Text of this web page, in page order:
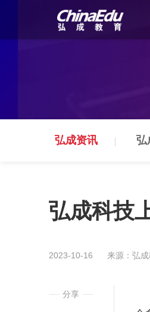
弘成资讯 弘
弘成科技
2023-10-16 来源：弘
分享